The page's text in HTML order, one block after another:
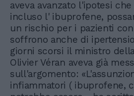
aveva avanzato l'ipotesi
incluso l' ibuprofene,
un rischio per i pazienti
soffrono anche di
giorni scorsi il ministro
Olivier Véran aveva già
sull'argomento:
infiammatori ( ibuprofene,